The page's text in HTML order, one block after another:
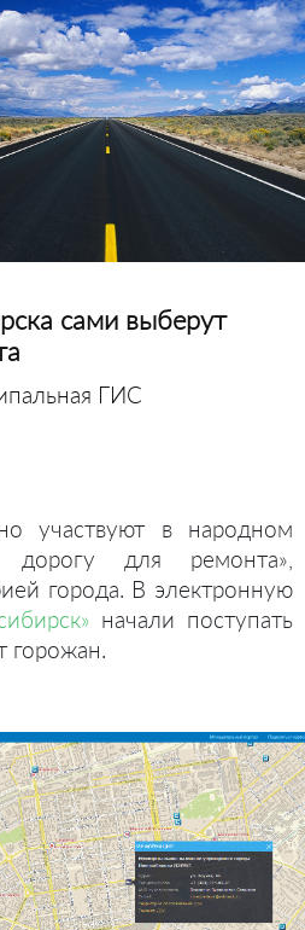
сами выберут
ГИС
участвуют в народном
дорогу для ремонта»,
города. В электронную
начали поступать
горожан.